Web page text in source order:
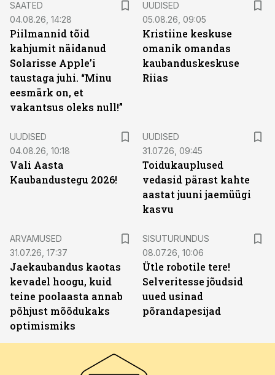
SAATED
04.08.26, 14:28
Piilmannid tõid
kahjumit näidanud
Solarisse Apple’i
taustaga juhi. “Minu
eesmärk on, et
vakantsus oleks null!”
UUDISED
05.08.26, 09:05
Kristiine keskuse
omanik omandas
kaubanduskeskuse
Riias
UUDISED
04.08.26, 10:18
Vali Aasta
Kaubandustegu 2026!
UUDISED
31.07.26, 09:45
Toidukauplused
vedasid pärast kahte
aastat juuni jaemüügi
kasvu
ARVAMUSED
31.07.26, 17:37
Jaekaubandus kaotas
kevadel hoogu, kuid
teine poolaasta annab
põhjust mõõdukaks
optimismiks
SISUTURUNDUS
08.07.26, 10:06
Ütle robotile tere!
Selveritesse jõudsid
uued usinad
põrandapesijad